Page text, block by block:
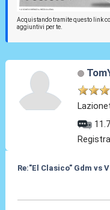
Acquistando tramite questo link
aggiuntivi per te.
Re:"El Clasico" Gdm vs